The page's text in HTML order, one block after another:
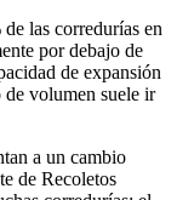
las corredurías en
por debajo de
de expansión
de volumen suele ir
a un cambio
de Recoletos